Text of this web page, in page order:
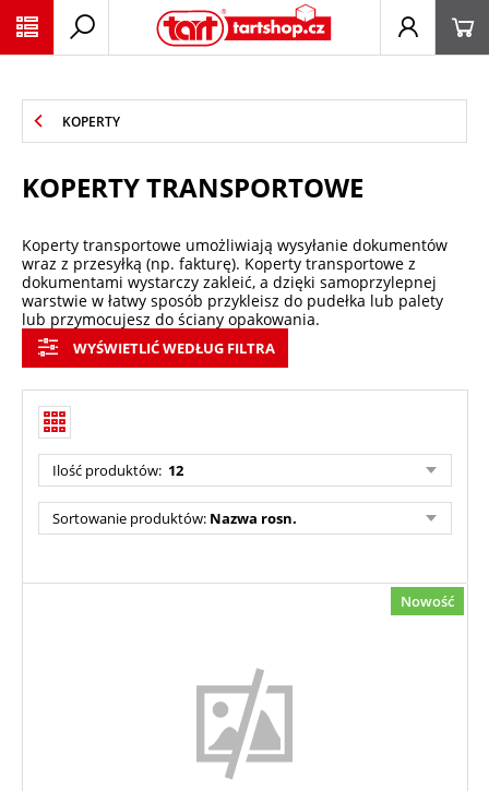
KOPERTY
KOPERTY TRANSPORTOWE
Koperty transportowe umożliwiają wysyłanie dokumentów
wraz z przesyłką (np. fakturę). Koperty transportowe z
dokumentami wystarczy zakleić, a dzięki samoprzylepnej
warstwie w łatwy sposób przykleisz do pudełka lub palety
lub przymocujesz do ściany opakowania.
WYŚWIETLIĆ WEDŁUG FILTRA
Ilość produktów: 12
Sortowanie produktów: Nazwa rosn.
Nowość